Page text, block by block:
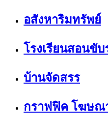
อสังหาริมทรัพย์
โรงเรียนสอนขั
บ้านจัดสรร
กราฟฟิค โฆษณ